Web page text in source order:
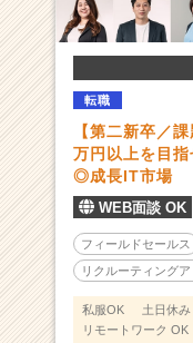
e
e
r
C
r
e
r
転職
【第二新卒／
万円以上を目
◎成長IT市場
WEB面談 OK
フィールドセールス
リクルーティング
私服OK 土日休み
リモートワーク OK